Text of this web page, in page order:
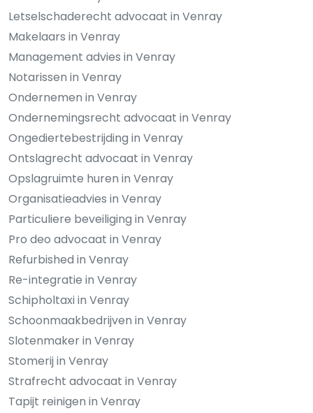
Letselschaderecht advocaat in Venray
Makelaars in Venray
Management advies in Venray
Notarissen in Venray
Ondernemen in Venray
Ondernemingsrecht advocaat in Venray
Ongediertebestrijding in Venray
Ontslagrecht advocaat in Venray
Opslagruimte huren in Venray
Organisatieadvies in Venray
Particuliere beveiliging in Venray
Pro deo advocaat in Venray
Refurbished in Venray
Re-integratie in Venray
Schipholtaxi in Venray
Schoonmaakbedrijven in Venray
Slotenmaker in Venray
Stomerij in Venray
Strafrecht advocaat in Venray
Tapijt reinigen in Venray